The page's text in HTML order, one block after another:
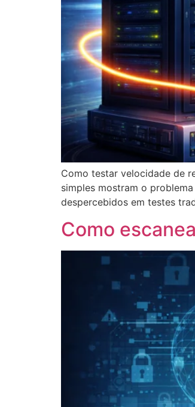
Como testar velocidade de
simples mostram o
despercebidos em testes
Como